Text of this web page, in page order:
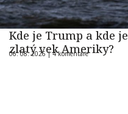
Kde je Trump a kde je
zlatý vek Ameriky?
06. 08. 2026 |4 komentáre